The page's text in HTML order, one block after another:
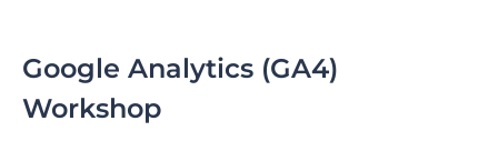
Google Analytics (GA4)
Workshop